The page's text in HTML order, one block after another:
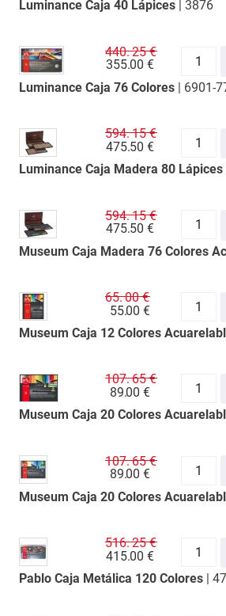
Luminance Caja 40 Lápices| 3876
Luminance Caja 76 Colores| 6901-
440.25 €
355.00 €
Luminance Caja Madera 80 Lápices
594.15 €
475.50 €
Museum Caja Madera 76 Colores
594.15 €
475.50 €
Museum Caja 12 Colores
65.00 €
55.00 €
Museum Caja 20 Colores
107.65 €
89.00 €
Museum Caja 20 Colores
107.65 €
89.00 €
Pablo Caja Metálica 120 Colores|
516.25 €
415.00 €